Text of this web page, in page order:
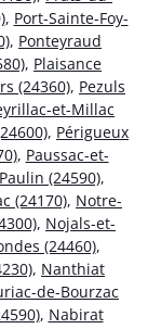
, Port-Sainte-Foy-
, Ponteyraud
, Plaisance
(24360), Pezuls
et-Millac
, Périgueux
, Paussac-et-
Paulin (24590),
(24170), Notre-
, Nojals-et-
(24460),
, Nanthiat
de-Bourzac
, Nabirat